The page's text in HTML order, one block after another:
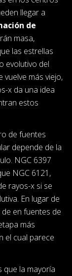
llegar a
de
masa,
las estrellas
evolutivo del
vuelve más viejo,
x da una idea
estos
de fuentes
depende de la
NGC 6397
NGC 6121,
rayos-x si se
En lugar de
en fuentes de
más
el cual parece
que la mayoría